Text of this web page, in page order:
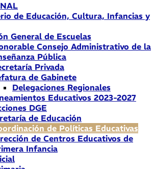
de Educación, Cultura, Infancias y
General de Escuelas
Consejo Administrativo de la
Pública
Privada
de Gabinete
Delegaciones Regionales
Educativos 2023-2027
DGE
de Educación
de Políticas Educativas
de Centros Educativos de
Infancia